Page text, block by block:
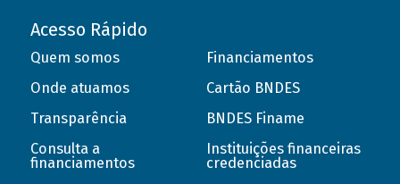
Acesso Rápido
Quem somos
Onde atuamos
Transparência
Consulta a
financiamentos
Financiamentos
Cartão BNDES
BNDES Finame
Instituições financeiras
credenciadas